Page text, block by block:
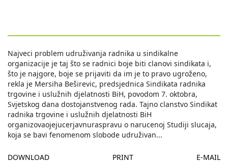
Najveci problem udruživanja radnika u sindikalne
organizacije je taj što se radnici boje biti clanovi sindikata i,
što je najgore, boje se prijaviti da im je to pravo ugroženo,
rekla je Mersiha Beširevic, predsjednica Sindikata radnika
trgovine i uslužnih djelatnosti BiH, povodom 7. oktobra,
Svjetskog dana dostojanstvenog rada. Tajno clanstvo Sindikat
radnika trgovine i uslužnih djelatnosti BiH
organizovaojejucerjavnuraspravu o narucenoj Studiji slucaja,
koja se bavi fenomenom slobode udruživan...
DOWNLOAD PRINT E-MAIL